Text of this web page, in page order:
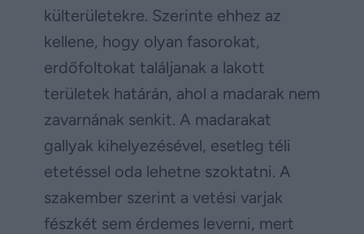
külterületekre. Szerinte ehhez az
kellene, hogy olyan fasorokat,
erdőfoltokat találjanak a lakott
területek határán, ahol a madarak nem
zavarnának senkit. A madarakat
gallyak kihelyezésével, esetleg téli
etetéssel oda lehetne szoktatni. A
szakember szerint a vetési varjak
fészkét sem érdemes leverni, mert